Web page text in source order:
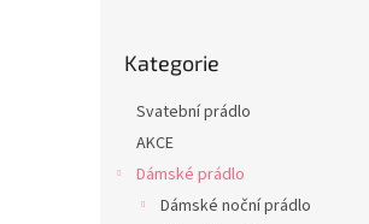
kategorie
Kategorie
Svatební prádlo
AKCE
Dámské prádlo
Dámské noční prádlo